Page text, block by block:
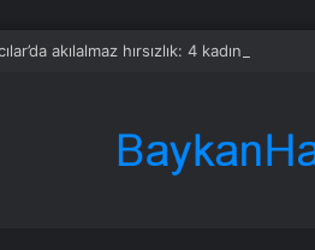
akılalmaz hırsızlık: 4 kadın 100